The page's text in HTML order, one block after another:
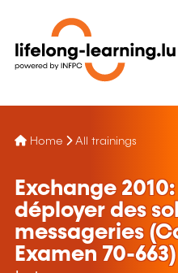
Home All trainings
Exchange
déployer des
messageries
Examen 70-663)